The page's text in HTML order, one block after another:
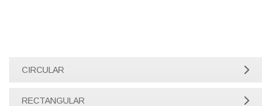
CIRCULAR
RECTANGULAR